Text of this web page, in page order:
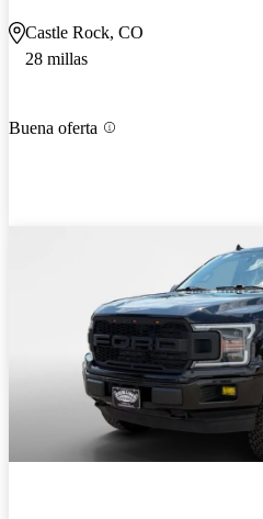
Castle Rock, CO
28 millas
Buena oferta